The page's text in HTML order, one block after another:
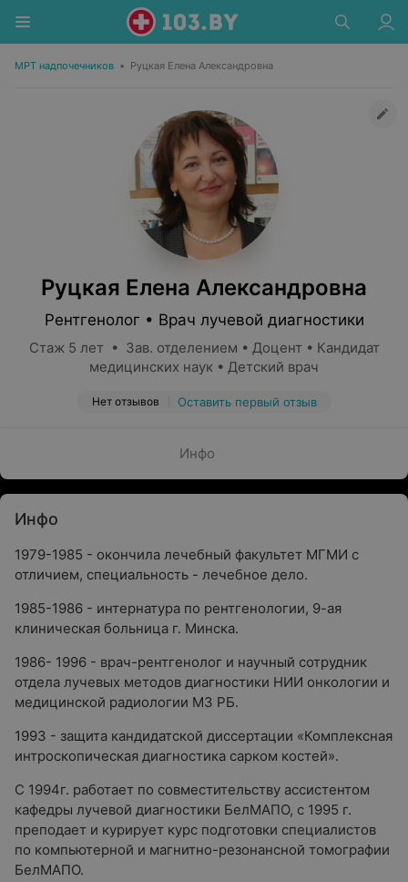
МРТ надпочечников • Руцкая Елена Александровна
Руцкая Елена Александровна
Рентгенолог • Врач лучевой диагностики
Стаж 5 лет • Зав. отделением • Доцент • Кандидат
медицинских наук • Детский врач
Нет отзывов Оставить первый отзыв
Инфо
Инфо
1979-1985 - окончила лечебный факультет МГМИ с
отличием, специальность - лечебное дело.
1985-1986 - интернатура по рентгенологии, 9-ая
клиническая больница г. Минска.
1986- 1996 - врач-рентгенолог и научный сотрудник
отдела лучевых методов диагностики НИИ онкологии и
медицинской радиологии МЗ РБ.
1993 - защита кандидатской диссертации «Комплексная
интроскопическая диагностика сарком костей».
С 1994г. работает по совместительству ассистентом
кафедры лучевой диагностики БелМАПО, с 1995 г.
преподает и курирует курс подготовки специалистов
по компьютерной и магнитно-резонансной томографии
БелМАПО.